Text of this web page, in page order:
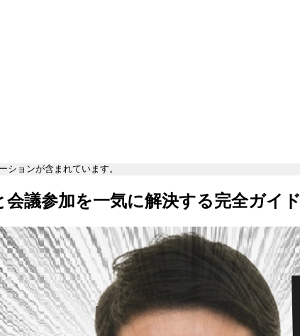
ションが含まれています。
議参加を一気に解決する完全ガイド